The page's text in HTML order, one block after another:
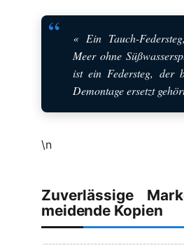
« Ein Tauch-
Meer ohne
ist ein Federsteg, der
Demontage ersetzt
\n
Zuverlässige
meidende Kopien